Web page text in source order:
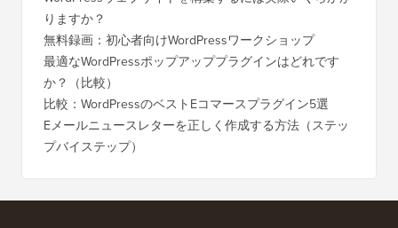
WordPressウェブサイトを構築するには実際いくらかか
りますか？
無料録画：初心者向けWordPressワークショップ
最適なWordPressポップアッププラグインはどれです
か？（比較）
比較：WordPressのベストEコマースプラグイン5選